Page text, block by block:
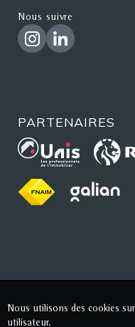
Nous suivre
PARTENAIRES
Nous utilisons des cookies
utilisateur.